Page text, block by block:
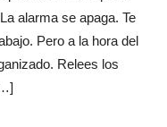
alarma se apaga. Te
Pero a la hora del
Relees los